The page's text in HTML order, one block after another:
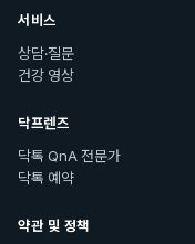
서비스
상담·질문
건강 영상
닥프렌즈
닥톡 QnA 전문가
닥톡 예약
약관 및 정책